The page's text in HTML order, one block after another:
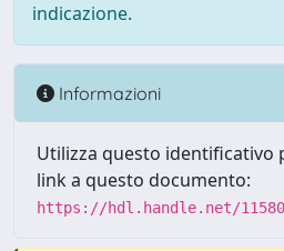
indicazione.
Informazioni
Utilizza questo identificativo
link a questo documento:
https://hdl.handle.net/